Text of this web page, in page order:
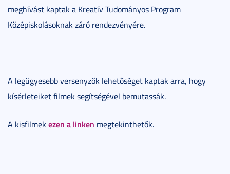
meghívást kaptak a Kreatív Tudományos Program
Középiskolásoknak záró rendezvényére.
A legügyesebb versenyzők lehetőséget kaptak arra, hogy
kísérleteiket filmek segítségével bemutassák.
A kisfilmekezen a linken megtekinthetők.